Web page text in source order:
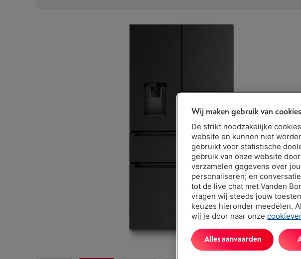
Wij maken gebruik van cookies
De strikt noodzakelijke
website en kunnen niet
gebruikt voor statistische
gebruik van onze website
verzamelen gegevens over
personaliseren; en
tot de live chat met Vanden
vragen wij steeds jouw
keuzes hieronder meedelen.
wij je door naar onze
Alles aanvaarden